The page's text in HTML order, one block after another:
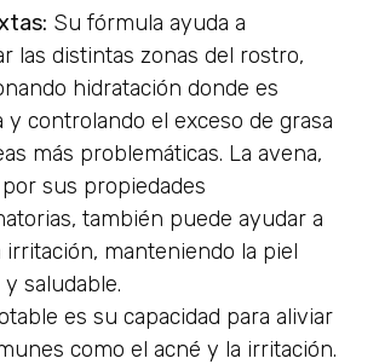
Su fórmula ayuda a
las distintas zonas del rostro,
hidratación donde es
y controlando el exceso de grasa
más problemáticas. La avena,
sus propiedades
también puede ayudar a
irritación, manteniendo la piel
saludable.
es su capacidad para aliviar
como el acné y la irritación.